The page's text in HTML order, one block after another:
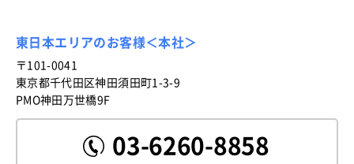
東日本エリアのお客様＜本社＞
〒101-0041
東京都千代田区神田須田町1-3-9
PMO神田万世橋9F
03-6260-8858